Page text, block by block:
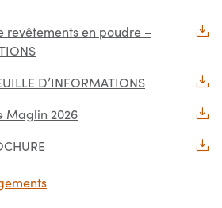
revêtements en poudre –
D’INFORMATIONS
Maglin 2026